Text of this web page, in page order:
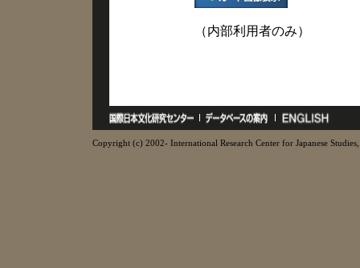
（内部利用者のみ）
Copyright (c) 2002- International Research Center for Japanese